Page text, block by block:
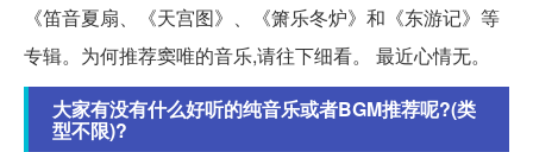
《笛音夏扇、《天宫图》、《箫乐冬炉》和《东游记》等
专辑。为何推荐窦唯的音乐,请往下细看。 最近心情无。
大家有没有什么好听的纯音乐或者BGM推荐呢?(类
型不限)?